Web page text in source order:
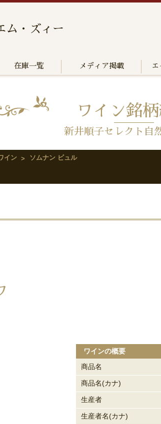
ム・ズィー
在庫一覧 メディア掲載
ワイン銘
新井順子セレクト自
イン
ソムナン ビュル
ワインの概要
商品名
商品名(カナ)
生産者
生産者名(カナ)